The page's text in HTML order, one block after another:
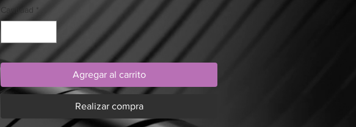
Cantidad *
Agregar al carrito
Realizar compra